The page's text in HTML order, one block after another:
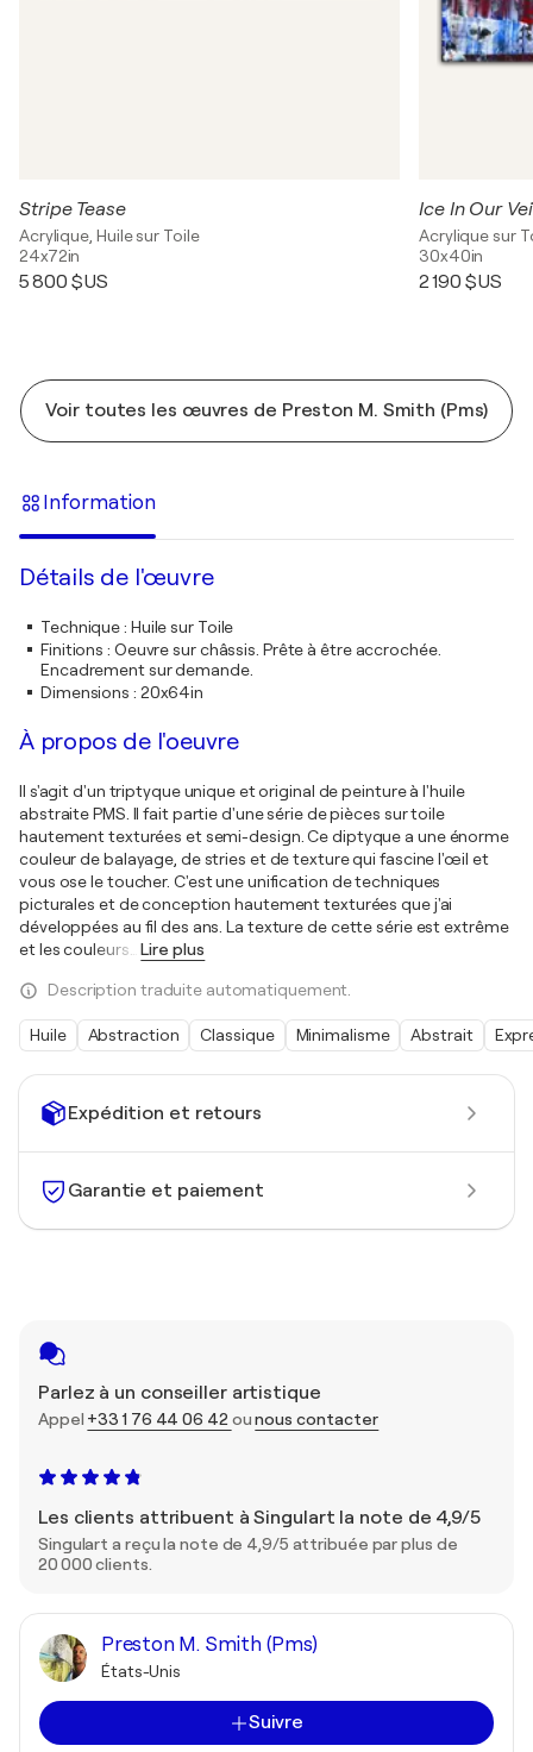
Expédition et retours
Garantie et paiement
Parlez à un conseiller artistique
Appel +33 1 76 44 06 42 ounous contacter
Les clients attribuent à Singulart la note de 4,9/5
Singulart a reçu la note de 4,9/5 attribuée par plus de
20 000 clients.
Preston M. Smith (Pms)
États-Unis
Suivre
Stripe Tease
Acrylique, Huile sur Toile
24x72in
5 800 $US
Ice In Our
Acrylique sur
30x40in
2 190 $US
Voir toutes les œuvres de Preston M. Smith (Pms)
Information
Détails de l'œuvre
Technique: Huile sur Toile
Finitions : Oeuvre sur châssis. Prête à être accrochée.
Encadrement sur demande.
Dimensions : 20x64in
À propos de l'oeuvre
Il s'agit d'un triptyque unique et original de peinture à l'huile
abstraite PMS. Il fait partie d'une série de pièces sur toile
hautement texturées et semi-design. Ce diptyque a une énorme
couleur de balayage, de stries et de texture qui fascine l'œil et
vous ose le toucher. C'est une unification de techniques
picturales et de conception hautement texturées que j'ai
développées au fil des ans. La texture de cette série est extrême
et les couleurs
Lire plus
Description traduite automatiquement.
Huile Abstraction Classique Minimalisme Abstrait